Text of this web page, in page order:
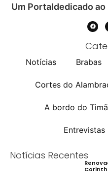
Um Portaldedicado
Notícias Brabas
Cortes do
A bordo do
Entrevistas
Notícias Recentes